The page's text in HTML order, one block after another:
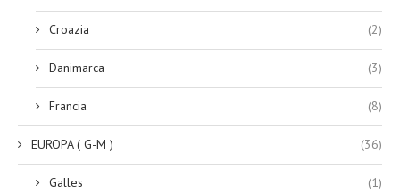
Croazia (2)
Danimarca (3)
Francia (8)
EUROPA ( G-M ) (36)
Galles (1)